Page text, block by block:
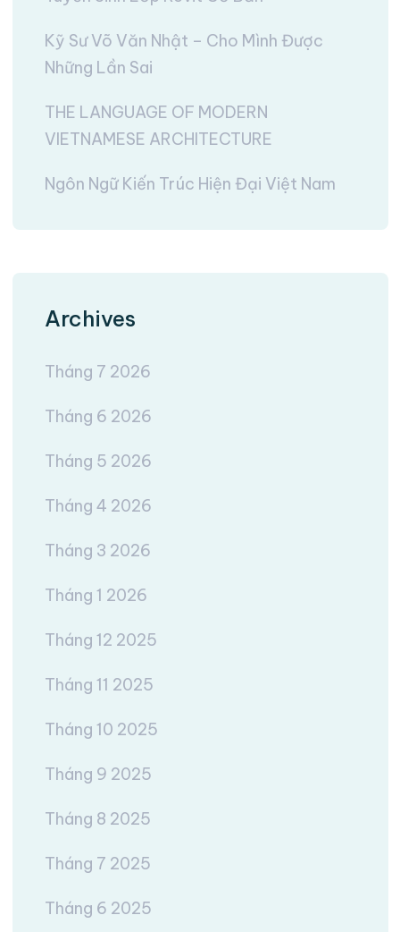
Kỹ Sư Võ Văn Nhật – Cho Mình Được
Những Lần Sai
THE LANGUAGE OF MODERN
VIETNAMESE ARCHITECTURE
Ngôn Ngữ Kiến Trúc Hiện Đại Việt Nam
Archives
Tháng 7 2026
Tháng 6 2026
Tháng 5 2026
Tháng 4 2026
Tháng 3 2026
Tháng 1 2026
Tháng 12 2025
Tháng 11 2025
Tháng 10 2025
Tháng 9 2025
Tháng 8 2025
Tháng 7 2025
Tháng 6 2025